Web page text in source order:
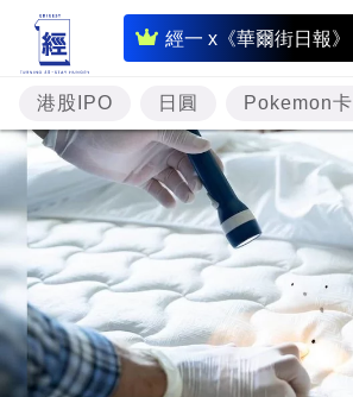
經一 x《華爾街日報》
即
時
財
經
專
題
投
資
樓
市
港股IPO 日圓 Pokemon卡